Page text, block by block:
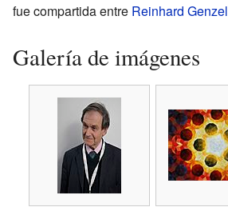
fue compartida entre Reinhard Genzel
Galería de imágenes